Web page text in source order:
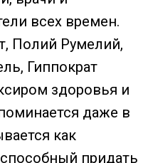
всех времен.
Полий Румелий,
Гиппократ
здоровья и
даже в
как
придать